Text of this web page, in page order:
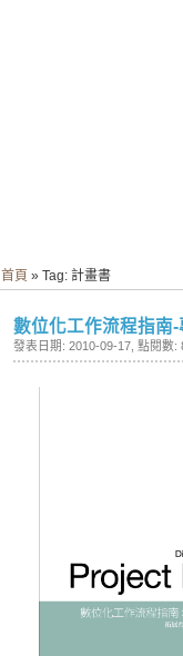
首頁 » Tag: 計畫書
數位化工作流程指南
發表日期: 2010-09-17 , 點閱數